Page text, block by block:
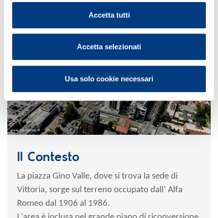
Accetta tutti
Accetta selezionati
Usa solo cookie necessari
Il Contesto
La piazza Gino Valle, dove si trova la sede di
Vittoria, sorge sul terreno occupato dall’ Alfa
Romeo dal 1906 al 1986.